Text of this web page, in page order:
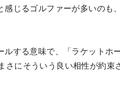
じるゴルファーが多いのも
する意味で、「ラケットホ
さにそういう良い相性が約束